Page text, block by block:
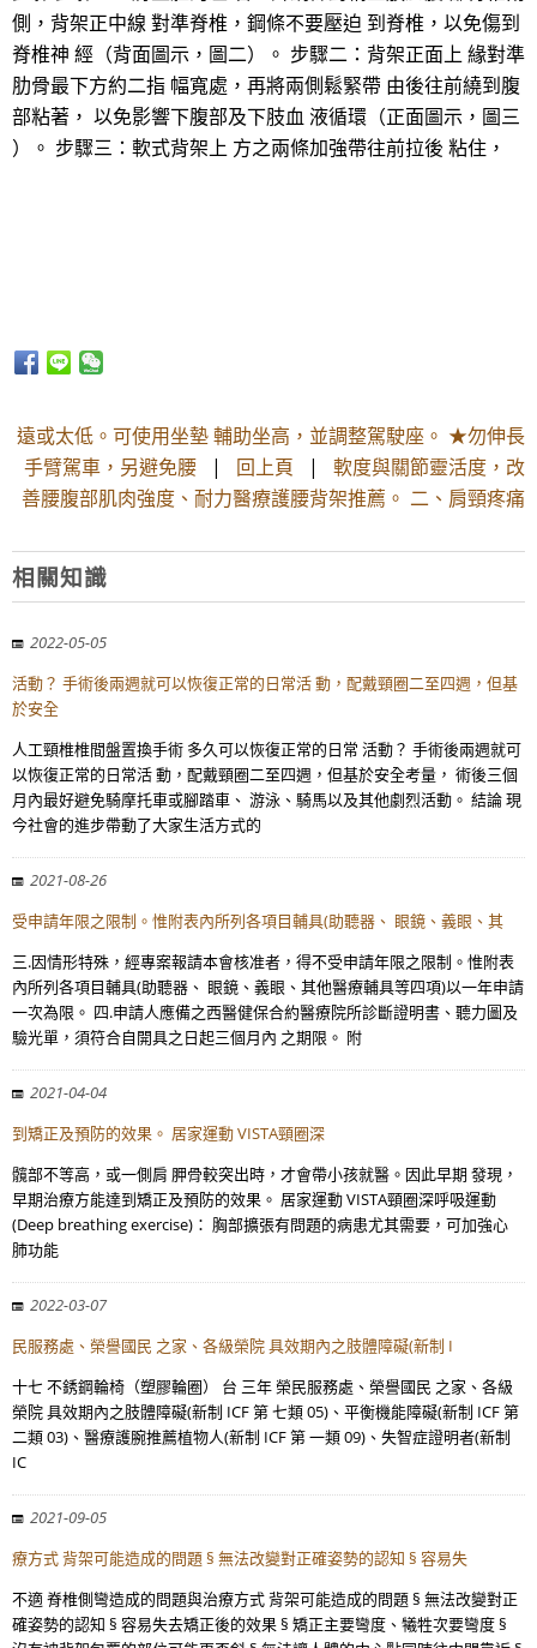
側，背架正中線 對準脊椎，鋼條不要壓迫 到脊椎，以免傷到
脊椎神 經（背面圖示，圖二）。 步驟二：背架正面上 緣對準
肋骨最下方約二指 幅寬處，再將兩側鬆緊帶 由後往前繞到腹
部粘著， 以免影響下腹部及下肢血 液循環（正面圖示，圖三
）。 步驟三：軟式背架上 方之兩條加強帶往前拉後 粘住，
遠或太低。可使用坐墊 輔助坐高，並調整駕駛座。 ★勿伸長
手臂駕車，另避免腰 | 回上頁 | 軟度與關節靈活度，改
善腰腹部肌肉強度、耐力醫療護腰背架推薦。 二、肩頸疼痛
相關知識
2022-05-05
活動？ 手術後兩週就可以恢復正常的日常活 動，配戴頸圈二至四週，但基
於安全
人工頸椎椎間盤置換手術 多久可以恢復正常的日常 活動？ 手術後兩週就可
以恢復正常的日常活 動，配戴頸圈二至四週，但基於安全考量， 術後三個
月內最好避免騎摩托車或腳踏車、 游泳、騎馬以及其他劇烈活動。 結論 現
今社會的進步帶動了大家生活方式的
2021-08-26
受申請年限之限制。惟附表內所列各項目輔具(助聽器、 眼鏡、義眼、其
三.因情形特殊，經專案報請本會核准者，得不受申請年限之限制。惟附表
內所列各項目輔具(助聽器、 眼鏡、義眼、其他醫療輔具等四項)以一年申請
一次為限。 四.申請人應備之西醫健保合約醫療院所診斷證明書、聽力圖及
驗光單，須符合自開具之日起三個月內 之期限。 附
2021-04-04
到矯正及預防的效果。 居家運動 VISTA頸圈深
髖部不等高，或一側肩 胛骨較突出時，才會帶小孩就醫。因此早期 發現，
早期治療方能達到矯正及預防的效果。 居家運動 VISTA頸圈深呼吸運動
(Deep breathing exercise)： 胸部擴張有問題的病患尤其需要，可加強心
肺功能
2022-03-07
民服務處、榮譽國民 之家、各級榮院 具效期內之肢體障礙(新制 I
十七 不銹鋼輪椅（塑膠輪圈） 台 三年 榮民服務處、榮譽國民 之家、各級
榮院 具效期內之肢體障礙(新制 ICF 第 七類 05)、平衡機能障礙(新制 ICF 第
二類 03)、醫療護腕推薦植物人(新制 ICF 第 一類 09)、失智症證明者(新制
IC
2021-09-05
療方式 背架可能造成的問題 § 無法改變對正確姿勢的認知 § 容易失
不適 脊椎側彎造成的問題與治療方式 背架可能造成的問題 § 無法改變對正
確姿勢的認知 § 容易失去矯正後的效果 § 矯正主要彎度、犧牲次要彎度 §